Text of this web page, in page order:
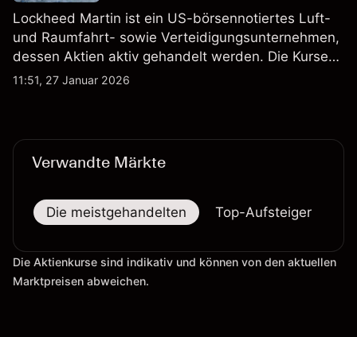
Lockheed Martin ist ein US-börsennotiertes Luft-
und Raumfahrt- sowie Verteidigungsunternehmen,
dessen Aktien aktiv gehandelt werden. Die Kurse
werden von Unternehmensergebnissen,
11:51, 27 Januar 2026
Verwandte Märkte
Die meistgehandelten Top-Aufsteiger
Die Aktienkurse sind indikativ und können von den aktuellen
Marktpreisen abweichen.